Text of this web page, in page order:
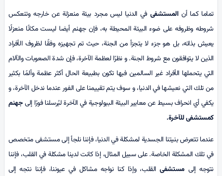
تماما كما أنالمستشفى في الدنيا ليس مجرد بيئة منعزلة عن خارجه وتنعكس
شروطه وظروفه على ضوء البيئة المحيطة به، فإن جهنم أيضا ليست مكانًا منعزلًا
يعيش بذاته، بل هو جزء لا يتجزأ من الجنة، حيث تم تجهيزه وفقًا لظروف الأفراد
الذين لا يتوافقون مع شروط الجنة. و نظرًا لعظمة الآخرة، فإن شدة الصعوبات والآلام
التي يتحملها الأفراد غير السالمين فيها تكون بطبيعة الحال أكثر عظمة وألمًا بكثير
من تلك التي نعيشها في الدنيا، و سوف يتم تقييمنا على الفور عندما ندخل الآخرة، و
يكفي أي انحراف بسيط عن معايير البيئة البيولوجية في الآخرة ليُرسلنا فورًا إلىجهنم
كمستشفىللآخرة.
عندما تتعرض بنيتنا الجسدية لمشكلة في الدنيا، فإننا نلجأ إلى مستشفى متخصص
في تلك المشكلة الخاصة. على سبيل المثال، إذا كانت لدينا مشكلة في القلب، فإننا
نتوجه إلى مستشفىالقلب، وإذا كنا نواجه مشاكل في عيوننا، فإننا نتجه إلى